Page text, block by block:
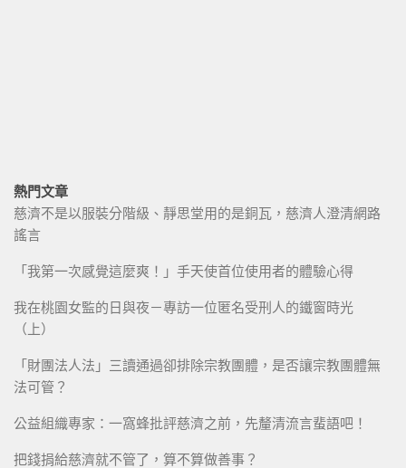
熱門文章
慈濟不是以服裝分階級、靜思堂用的是銅瓦，慈濟人澄清網路
謠言
「我第一次感覺這麼爽！」手天使首位使用者的體驗心得
我在桃園女監的日與夜－專訪一位匿名受刑人的鐵窗時光
（上）
「財團法人法」三讀通過卻排除宗教團體，是否讓宗教團體無
法可管？
公益組織專家：一窩蜂批評慈濟之前，先釐清流言蜚語吧！
把錢捐給慈濟就不管了，算不算做善事？